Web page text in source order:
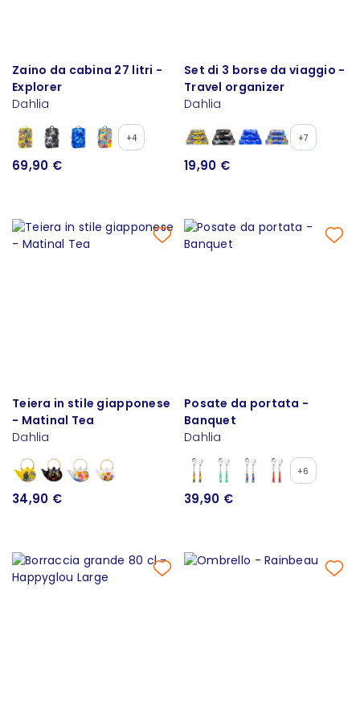
Zaino da cabina 27 litri -
Explorer
Dahlia
+4
69,90 €
Set di 3 borse da viaggio -
Travel organizer
Dahlia
+7
19,90 €
Teiera in stile giapponese
- Matinal Tea
Dahlia
34,90 €
Posate da portata -
Banquet
Dahlia
+6
39,90 €